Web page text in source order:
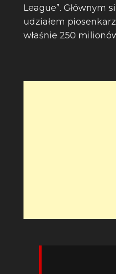
League”. Głównym
udziałem
właśnie 250